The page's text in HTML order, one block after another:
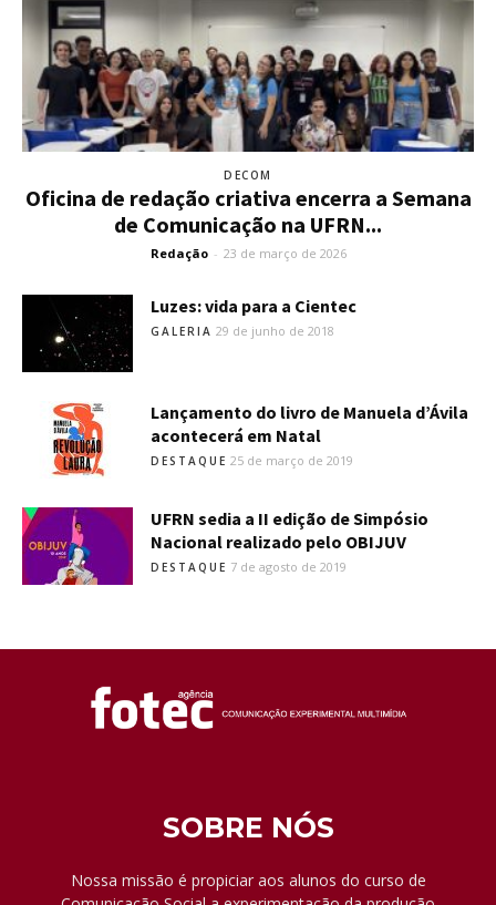
DECOM
Oficina de redação criativa encerra a Semana
de Comunicação na UFRN...
Redação - 23 de março de 2026
Luzes: vida para a Cientec
GALERIA 29 de junho de 2018
Lançamento do livro de Manuela d’Ávila
acontecerá em Natal
DESTAQUE 25 de março de 2019
UFRN sedia a II edição de Simpósio
Nacional realizado pelo OBIJUV
DESTAQUE 7 de agosto de 2019
SOBRE NÓS
Nossa missão é propiciar aos alunos do curso de